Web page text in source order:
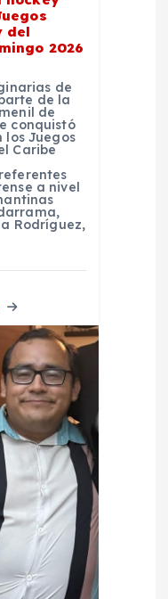
del
2026
de
de la
de
conquistó
Juegos
Caribe
a nivel
Rodríguez,